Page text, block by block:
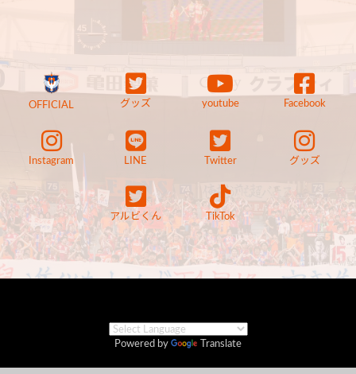
OFFICIAL グッズ youtube Facebook
Instagram LINE Twitter グッズ
アルビくん TikTok
Powered by Translate